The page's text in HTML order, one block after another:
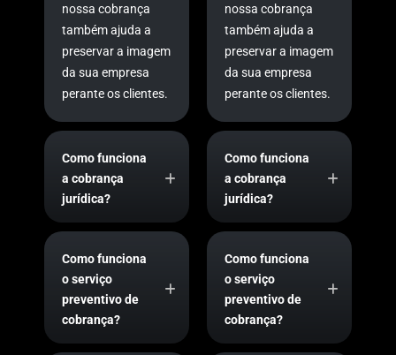
nossa cobrança
também ajuda a
preservar a imagem
da sua empresa
perante os clientes.
Como funciona
a cobrança
jurídica?
Como funciona
o serviço
preventivo de
cobrança?
nossa cobrança
também ajuda a
preservar a imagem
da sua empresa
perante os clientes.
Como funciona
a cobrança
jurídica?
Como funciona
o serviço
preventivo de
cobrança?